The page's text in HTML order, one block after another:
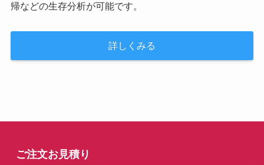
帰などの生存分析が可能です。
詳しくみる
ご注文お見積り